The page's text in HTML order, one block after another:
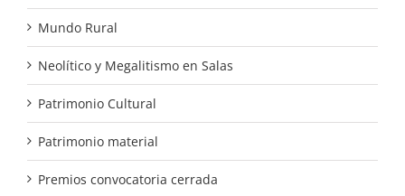
Mundo Rural
Neolítico y Megalitismo en Salas
Patrimonio Cultural
Patrimonio material
Premios convocatoria cerrada